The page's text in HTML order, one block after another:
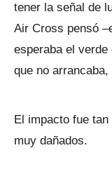
tener la señal de
Air Cross pensó
esperaba el
que no
El impacto fue
muy dañados.